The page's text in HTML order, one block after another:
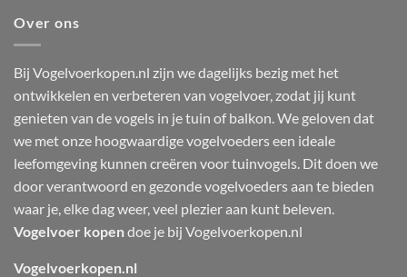
Over ons
Bij Vogelvoerkopen.nl zijn we dagelijks bezig met het
ontwikkelen en verbeteren van vogelvoer, zodat jij kunt
genieten van de vogels in je tuin of balkon. We geloven dat
we met onze hoogwaardige vogelvoeders een ideale
leefomgeving kunnen creëren voor tuinvogels. Dit doen we
door verantwoord en gezonde vogelvoeders aan te bieden
waar je, elke dag weer, veel plezier aan kunt beleven.
Vogelvoer kopendoe je bij Vogelvoerkopen.nl
Vogelvoerkopen.nl